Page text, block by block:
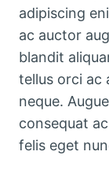
adipiscing
ac auctor
blandit
tellus orci ac
neque.
consequat
felis eget